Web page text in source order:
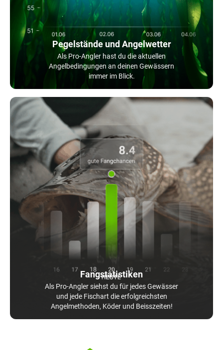
Pegelstände und Angelwetter
Als Pro-Angler hast du die aktuellen
Angelbedingungen an deinen Gewässern
immer im Blick.
Fangstatistiken
Als Pro-Angler siehst du für jedes Gewässer
und jede Fischart die erfolgreichsten
Angelmethoden, Köder und Beisszeiten!